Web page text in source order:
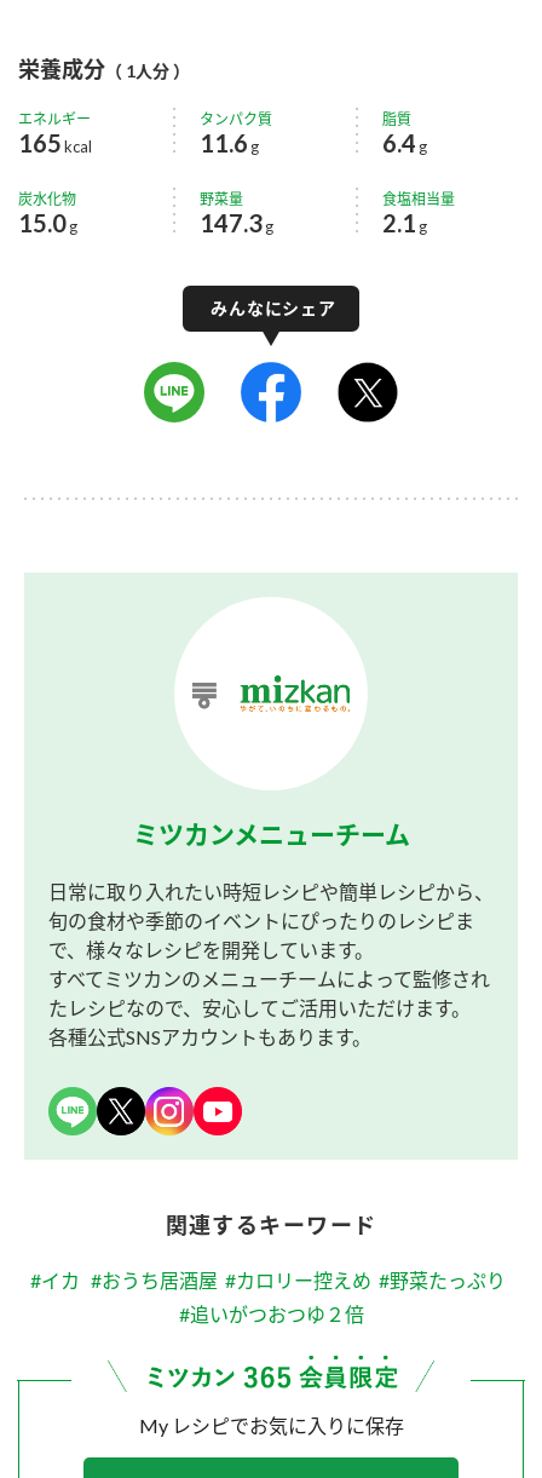
栄養成分 （ 1人分 ）
エネルギー
165kcal
タンパク質
11.6 g
脂質
6.4 g
炭水化物
15.0g
野菜量
147.3g
食塩相当量
2.1 g
ミツカンメニューチーム
日常に取り入れたい時短レシピや簡単レシピから、
旬の食材や季節のイベントにぴったりのレシピま
で、様々なレシピを開発しています。
すべてミツカンのメニューチームによって監修され
たレシピなので、安心してご活用いただけます。
各種公式SNSアカウントもあります。
関連するキーワード
#イカ #おうち居酒屋 #カロリー控えめ #野菜たっぷり
#追いがつおつゆ２倍
My レシピでお気に入りに保存